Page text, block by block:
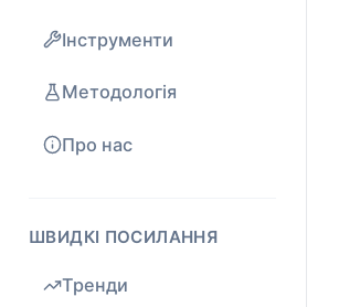
Інструменти
Методологія
Про нас
ШВИДКІ ПОСИЛАННЯ
Тренди